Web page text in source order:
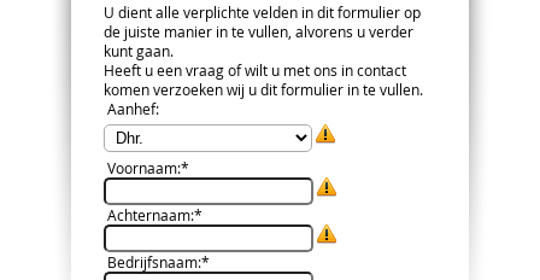
U dient alle verplichte velden in dit formulier op
de juiste manier in te vullen, alvorens u verder
kunt gaan.
Heeft u een vraag of wilt u met ons in contact
komen verzoeken wij u dit formulier in te vullen.
Aanhef:
Voornaam:*
Achternaam:*
Bedrijfsnaam:*